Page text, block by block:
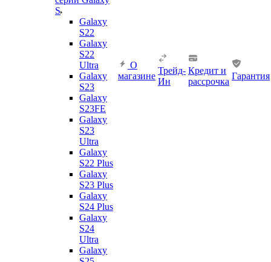
S
Galaxy
S22
Galaxy
S22
Ultra
Galaxy
S23
Galaxy
S23FE
Galaxy
S23
Ultra
Galaxy
S22 Plus
Galaxy
S23 Plus
Galaxy
S24 Plus
Galaxy
S24
Ultra
Galaxy
О
магазине
Трейд-
Ин
Кредит и
рассрочка
Гарантия